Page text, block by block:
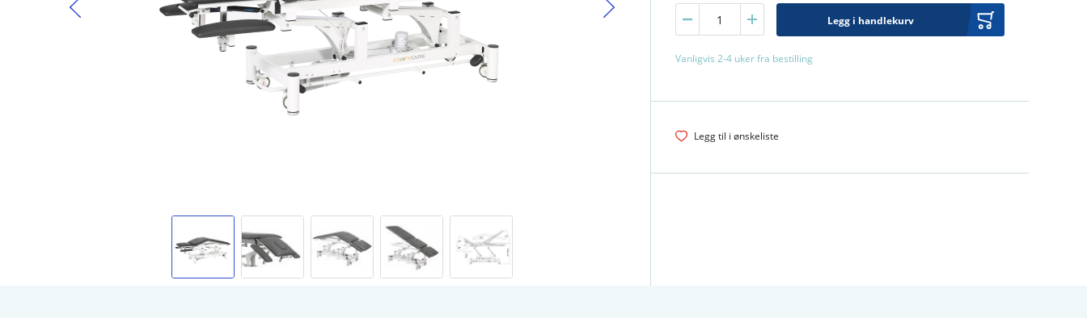
Legg i handlekurv
Vanligvis 2-4 uker fra bestilling
Legg til i ønskeliste